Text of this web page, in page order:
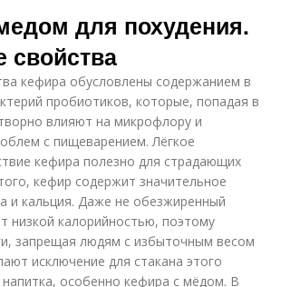
для похудения.
свойства
кефира обусловлены содержанием в
пробиотиков, которые, попадая в
влияют на микрофлору и
с пищеварением. Лёгкое
кефира полезно для страдающих
кефир содержит значительное
и кальция. Даже не обезжиренный
низкой калорийностью, поэтому
запрещая людям с избыточным весом
исключение для стакана этого
особенно кефира с мёдом. В